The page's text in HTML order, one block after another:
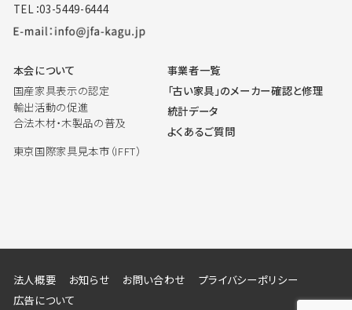
TEL：03-5449-6444
本会について
国産家具表示の認定
輸出活動の促進
合法木材・木製品の普及
東京国際家具見本市（IFFT）
事業者一覧
「古い家具」のメーカー確認と修理
統計データ
よくあるご質問
法人概要 お知らせ お問い合わせ
プライバシーポリシー
広告について